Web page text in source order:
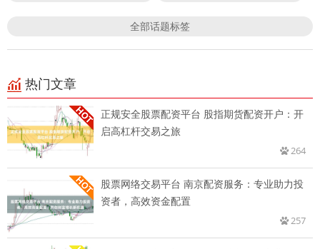
全部话题标签
热门文章
正规安全股票配资平台 股指期货配资开户：开
启高杠杆交易之旅
264
股票网络交易平台 南京配资服务：专业助力投
资者，高效资金配置
257